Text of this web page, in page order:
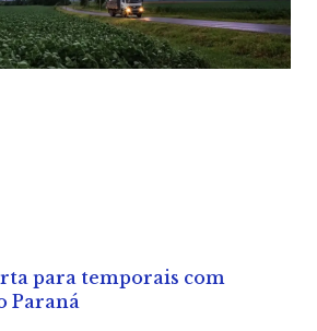
para temporais com
Paraná